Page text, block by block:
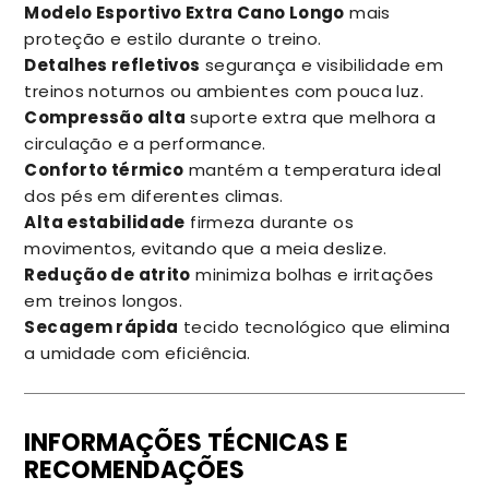
Modelo Esportivo Extra Cano Longo mais
proteção e estilo durante o treino.
Detalhes refletivos segurança e visibilidade em
treinos noturnos ou ambientes com pouca luz.
Compressão alta suporte extra que melhora a
circulação e a performance.
Conforto térmico mantém a temperatura ideal
dos pés em diferentes climas.
Alta estabilidade firmeza durante os
movimentos, evitando que a meia deslize.
Redução de atrito minimiza bolhas e irritações
em treinos longos.
Secagem rápida tecido tecnológico que elimina
a umidade com eficiência.
INFORMAÇÕES TÉCNICAS E
RECOMENDAÇÕES